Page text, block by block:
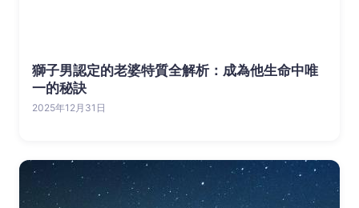
獅子男認定的老婆特質全解析：成為他生命中唯
一的秘訣
2025年12月31日